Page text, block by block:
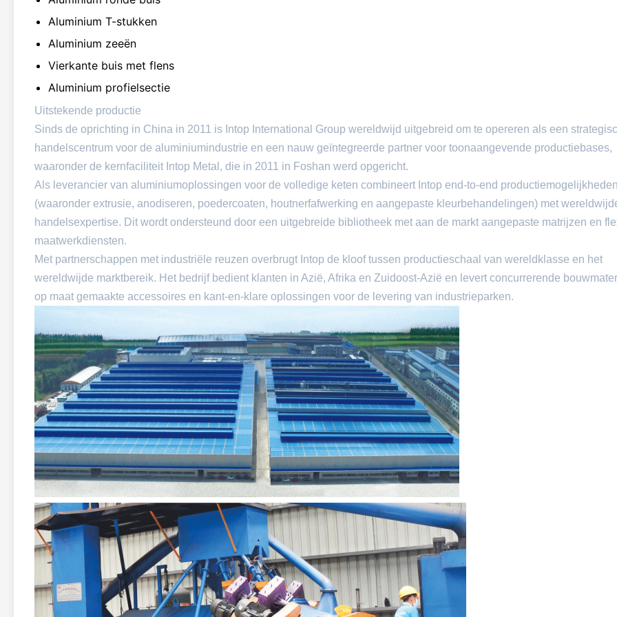
Aluminium T-stukken
Aluminium zeeën
Vierkante buis met flens
Aluminium profielsectie
Uitstekende productie
Sinds de oprichting in China in 2011 is Intop International Group wereldwijd uitgebreid om te opereren als een
handelscentrum voor de aluminiumindustrie en een nauw geïntegreerde partner voor toonaangevende productiebases,
waaronder de kernfaciliteit Intop Metal, die in 2011 in Foshan werd opgericht.
Als leverancier van aluminiumoplossingen voor de volledige keten combineert Intop end-to-end productiemogelijkheden
(waaronder extrusie, anodiseren, poedercoaten, houtnerfafwerking en aangepaste kleurbehandelingen) met
handelsexpertise. Dit wordt ondersteund door een uitgebreide bibliotheek met aan de markt aangepaste matrijzen en
maatwerkdiensten.
Met partnerschappen met industriële reuzen overbrugt Intop de kloof tussen productieschaal van wereldklasse en het
wereldwijde marktbereik. Het bedrijf bedient klanten in Azië, Afrika en Zuidoost-Azië en levert concurrerende
op maat gemaakte accessoires en kant-en-klare oplossingen voor de levering van industrieparken.